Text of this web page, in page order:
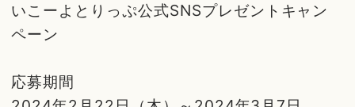
いこーよとりっぷ公式SNSプレゼントキャン
ペーン
応募期間